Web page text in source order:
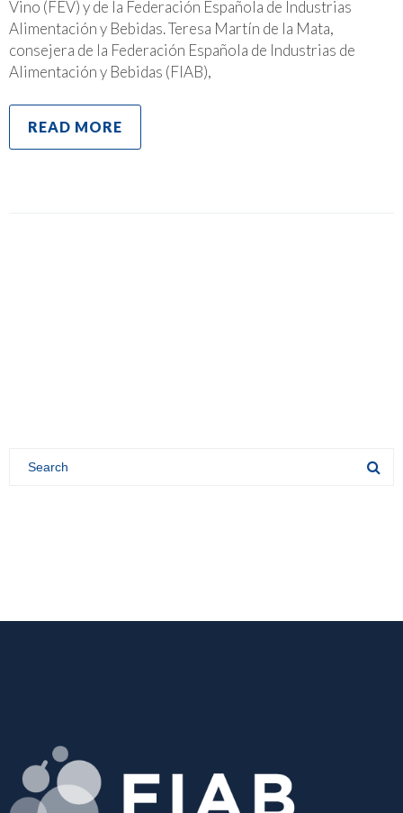
Vino (FEV) y de la Federación Española de Industrias
Alimentación y Bebidas. Teresa Martín de la Mata,
consejera de la Federación Española de Industrias de
Alimentación y Bebidas (FIAB),
READ MORE